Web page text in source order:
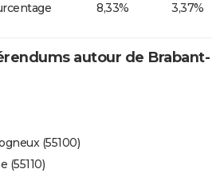
8,33% 3,37%
autour de Brabant-
(55100)
(55110)